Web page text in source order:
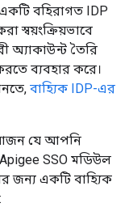
বহিরাগত IDP
স্বয়ংক্রিয়ভাবে
অ্যাকাউন্ট তৈরি
ব্যবহার করে।
বাহ্যিক IDP-এর
যে আপনি
Apigee SSO মডিউল
জন্য একটি বাহ্যিক